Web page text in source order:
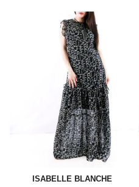
ISABELLE BLANCHE